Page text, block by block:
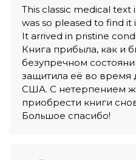
This classic medical text
was so pleased to find
It arrived in pristine
Книга прибыла, как и
безупречном
защитила её во время
США. С нетерпением
приобрести книги
Большое спасибо!